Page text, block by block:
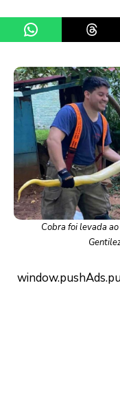
Share on
Cobra foi levada